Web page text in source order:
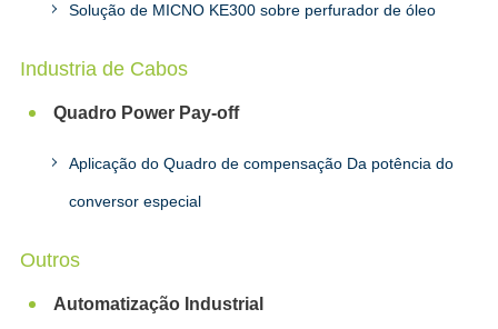
Solução de MICNO KE300 sobre perfurador de óleo
Industria de Cabos
Quadro Power Pay-off
Aplicação do Quadro de compensação Da potência do
conversor especial
Outros
Automatização Industrial